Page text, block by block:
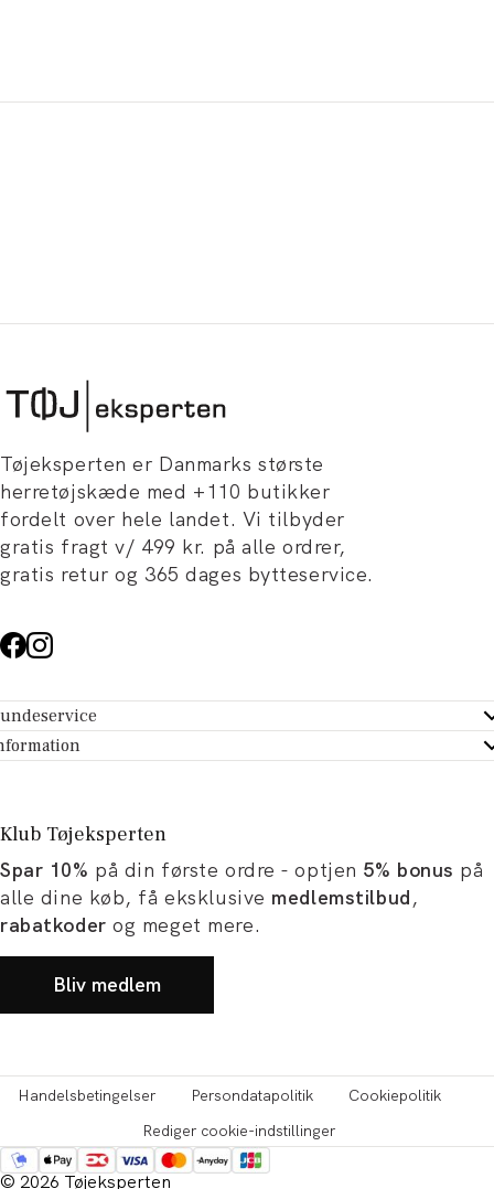
Tøjeksperten er Danmarks største
herretøjskæde med +110 butikker
fordelt over hele landet. Vi tilbyder
gratis fragt v/ 499 kr. på alle ordrer,
gratis retur og 365 dages bytteservice.
- Hjælpecenter
dit køb
Tøjeksperten
og artikler
og karriere
Klub Tøjeksperten
Spar 10% på din første ordre - optjen 5% bonus på
alle dine køb, få eksklusive medlemstilbud,
rabatkoder og meget mere.
Bliv medlem
Handelsbetingelser Persondatapolitik
Cookiepolitik
Rediger cookie-indstillinger
© 2026 Tøjeksperten